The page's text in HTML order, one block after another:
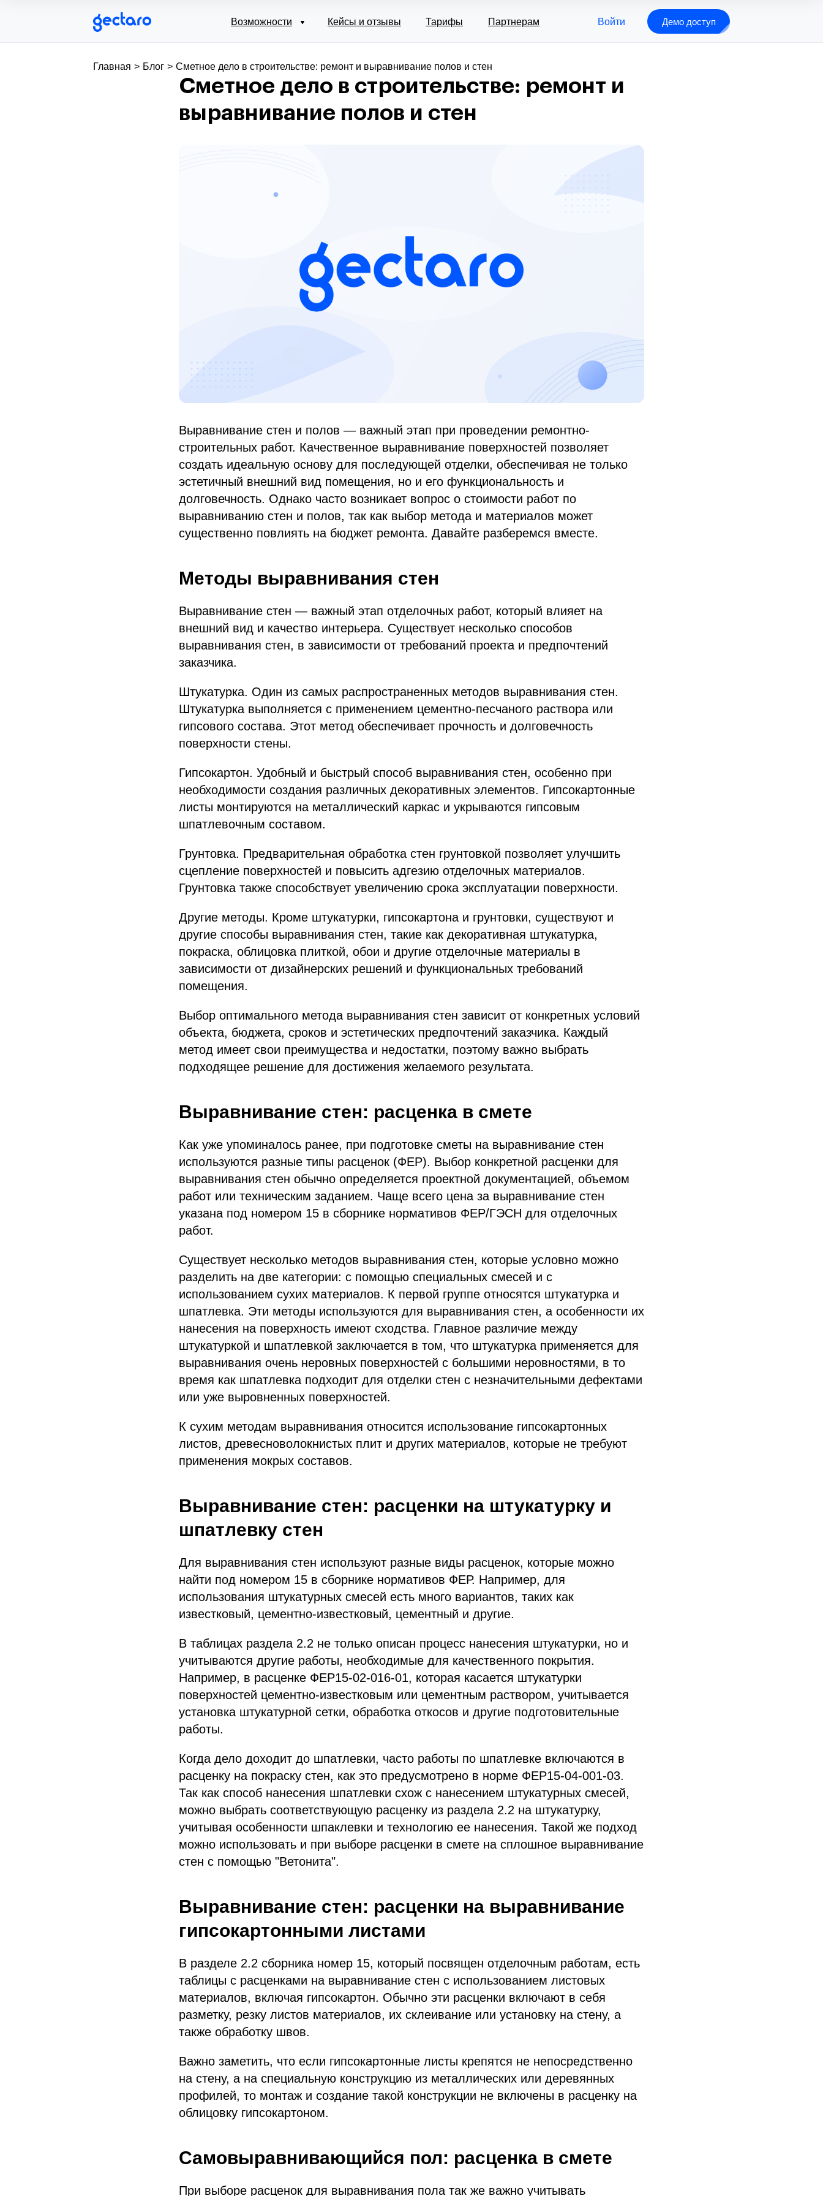
Возможности Демо доступ
Войти
Кейсы и отзывы Тарифы Партнерам
Главная > Блог > Сметное дело в строительстве: ремонт и выравнивание полов и стен
Сметное дело в строительстве: ремонт и
выравнивание полов и стен
Выравнивание стен и полов — важный этап при проведении ремонтно-
строительных работ. Качественное выравнивание поверхностей позволяет
создать идеальную основу для последующей отделки, обеспечивая не только
эстетичный внешний вид помещения, но и его функциональность и
долговечность. Однако часто возникает вопрос о стоимости работ по
выравниванию стен и полов, так как выбор метода и материалов может
существенно повлиять на бюджет ремонта. Давайте разберемся вместе.
Методы выравнивания стен
Выравнивание стен — важный этап отделочных работ, который влияет на
внешний вид и качество интерьера. Существует несколько способов
выравнивания стен, в зависимости от требований проекта и предпочтений
заказчика.
Штукатурка. Один из самых распространенных методов выравнивания стен.
Штукатурка выполняется с применением цементно-песчаного раствора или
гипсового состава. Этот метод обеспечивает прочность и долговечность
поверхности стены.
Гипсокартон. Удобный и быстрый способ выравнивания стен, особенно при
необходимости создания различных декоративных элементов. Гипсокартонные
листы монтируются на металлический каркас и укрываются гипсовым
шпатлевочным составом.
Грунтовка. Предварительная обработка стен грунтовкой позволяет улучшить
сцепление поверхностей и повысить адгезию отделочных материалов.
Грунтовка также способствует увеличению срока эксплуатации поверхности.
Другие методы. Кроме штукатурки, гипсокартона и грунтовки, существуют и
другие способы выравнивания стен, такие как декоративная штукатурка,
покраска, облицовка плиткой, обои и другие отделочные материалы в
зависимости от дизайнерских решений и функциональных требований
помещения.
Выбор оптимального метода выравнивания стен зависит от конкретных условий
объекта, бюджета, сроков и эстетических предпочтений заказчика. Каждый
метод имеет свои преимущества и недостатки, поэтому важно выбрать
подходящее решение для достижения желаемого результата.
Выравнивание стен: расценка в смете
Как уже упоминалось ранее, при подготовке сметы на выравнивание стен
используются разные типы расценок (ФЕР). Выбор конкретной расценки для
выравнивания стен обычно определяется проектной документацией, объемом
работ или техническим заданием. Чаще всего цена за выравнивание стен
указана под номером 15 в сборнике нормативов ФЕР/ГЭСН для отделочных
работ.
Существует несколько методов выравнивания стен, которые условно можно
разделить на две категории: с помощью специальных смесей и с
использованием сухих материалов. К первой группе относятся штукатурка и
шпатлевка. Эти методы используются для выравнивания стен, а особенности их
нанесения на поверхность имеют сходства. Главное различие между
штукатуркой и шпатлевкой заключается в том, что штукатурка применяется для
выравнивания очень неровных поверхностей с большими неровностями, в то
время как шпатлевка подходит для отделки стен с незначительными дефектами
или уже выровненных поверхностей.
К сухим методам выравнивания относится использование гипсокартонных
листов, древесноволокнистых плит и других материалов, которые не требуют
применения мокрых составов.
Выравнивание стен: расценки на штукатурку и
шпатлевку стен
Для выравнивания стен используют разные виды расценок, которые можно
найти под номером 15 в сборнике нормативов ФЕР. Например, для
использования штукатурных смесей есть много вариантов, таких как
известковый, цементно-известковый, цементный и другие.
В таблицах раздела 2.2 не только описан процесс нанесения штукатурки, но и
учитываются другие работы, необходимые для качественного покрытия.
Например, в расценке ФЕР15-02-016-01, которая касается штукатурки
поверхностей цементно-известковым или цементным раствором, учитывается
установка штукатурной сетки, обработка откосов и другие подготовительные
работы.
Когда дело доходит до шпатлевки, часто работы по шпатлевке включаются в
расценку на покраску стен, как это предусмотрено в норме ФЕР15-04-001-03.
Так как способ нанесения шпатлевки схож с нанесением штукатурных смесей,
можно выбрать соответствующую расценку из раздела 2.2 на штукатурку,
учитывая особенности шпаклевки и технологию ее нанесения. Такой же подход
можно использовать и при выборе расценки в смете на сплошное выравнивание
стен с помощью "Ветонита".
Выравнивание стен: расценки на выравнивание
гипсокартонными листами
В разделе 2.2 сборника номер 15, который посвящен отделочным работам, есть
таблицы с расценками на выравнивание стен с использованием листовых
материалов, включая гипсокартон. Обычно эти расценки включают в себя
разметку, резку листов материалов, их склеивание или установку на стену, а
также обработку швов.
Важно заметить, что если гипсокартонные листы крепятся не непосредственно
на стену, а на специальную конструкцию из металлических или деревянных
профилей, то монтаж и создание такой конструкции не включены в расценку на
облицовку гипсокартоном.
Самовыравнивающийся пол: расценка в смете
При выборе расценок для выравнивания пола так же важно учитывать